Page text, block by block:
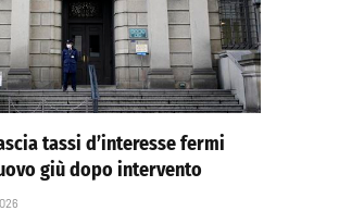
tassi d’interesse fermi
giù dopo intervento